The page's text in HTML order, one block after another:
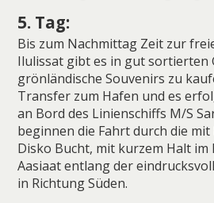
5. Tag:
Bis zum Nachmittag Zeit zur
Ilulissat gibt es in gut sortierten
grönländische Souvenirs zu
Transfer zum Hafen und es
an Bord des Linienschiffs M/S
beginnen die Fahrt durch die
Disko Bucht, mit kurzem Halt im
Aasiaat entlang der
in Richtung Süden.